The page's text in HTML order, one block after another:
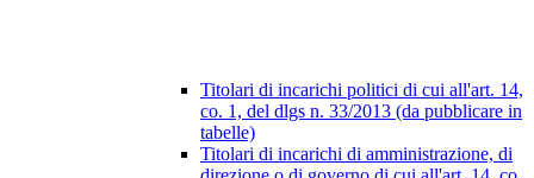
Titolari di incarichi politici di cui all'art. 14,
co. 1, del dlgs n. 33/2013 (da pubblicare in
tabelle)
Titolari di incarichi di amministrazione, di